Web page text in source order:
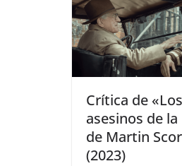
Crítica de «Los
asesinos de la
de Martin
(2023)